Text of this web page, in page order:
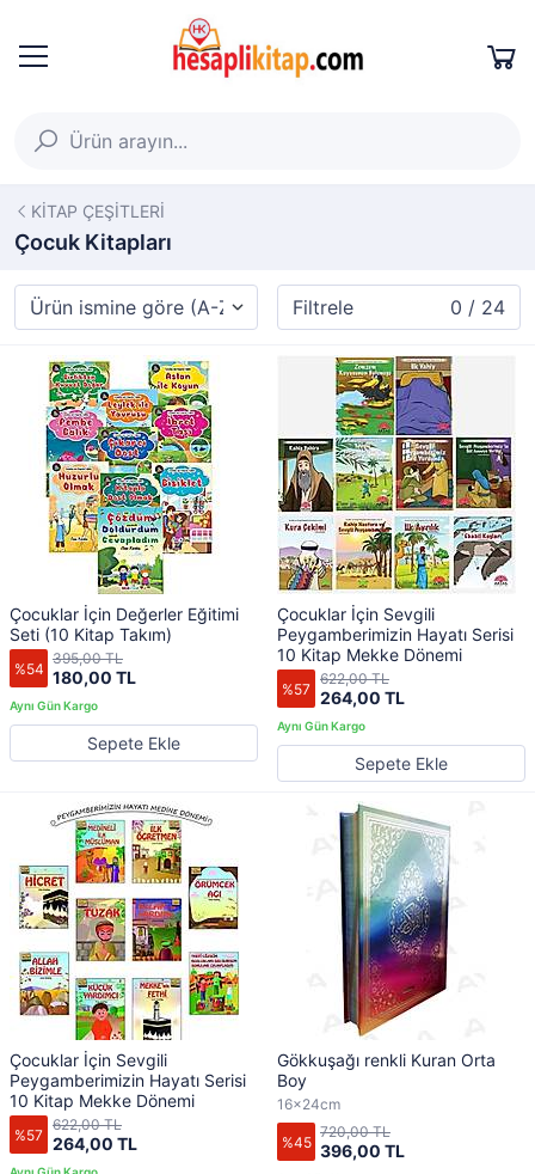
KİTAP ÇEŞİTLERİ
Çocuk Kitapları
Filtrele 0 / 24
Çocuklar İçin Değerler Eğitimi
Seti (10 Kitap Takım)
%54 180,00 TL
395,00 TL
Sepete Ekle
Çocuklar İçin Sevgili
Peygamberimizin Hayatı Serisi
10 Kitap Mekke Dönemi
%57 264,00 TL
622,00 TL
Sepete Ekle
Çocuklar İçin Sevgili
Peygamberimizin Hayatı Serisi
10 Kitap Mekke Dönemi
%57 264,00 TL
622,00 TL
Gökkuşağı renkli Kuran Orta
Boy
16x24cm
%45 396,00 TL
720,00 TL